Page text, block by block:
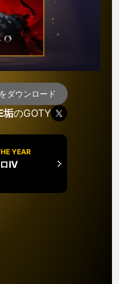
ダウンロード
垢のGOTY
YEAR
IV